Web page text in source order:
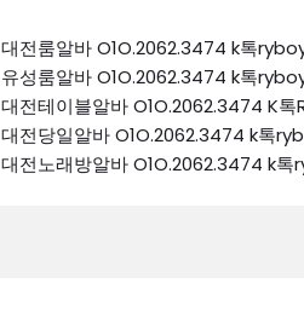
대전룸알바 O1O.2062.3474 k톡
유성룸알바 O1O.2062.3474 k톡
대전테이블알바 O1O.2062.3474 K
대전당일알바 O1O.2062.3474 k톡
대전노래방알바 O1O.2062.3474 k